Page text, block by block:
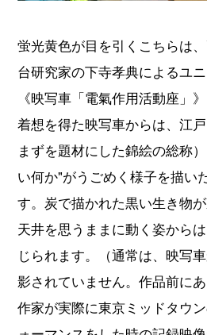
蛍光黄色が目を引くこちらは
台研究家の下寺孝典によるユ
《映写車「電氣作用活動座」
着想を得た映写車からは、江
まずを題材にした錦絵の総称
い何か"がうごめく様子を描い
す。炭で描かれた黒い生き物
天井を思うままに動く姿から
じられます。（通常は、映写
影されていません。作品前に
作家が実際に東京ミッドタウ